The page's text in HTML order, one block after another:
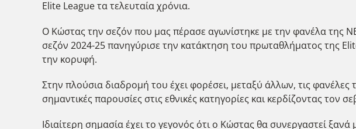
Elite League τα τελευταία χρόνια.
Ο Κώστας την σεζόν που μας πέρασε αγωνίστηκε με την φανέλα της
σεζόν 2024-25 πανηγύρισε την κατάκτηση του πρωταθλήματος της
την κορυφή.
Στην πλούσια διαδρομή του έχει φορέσει, μεταξύ άλλων, τις
σημαντικές παρουσίες στις εθνικές κατηγορίες και κερδίζοντας τον
Ιδιαίτερη σημασία έχει το γεγονός ότι ο Κώστας θα συνεργαστεί